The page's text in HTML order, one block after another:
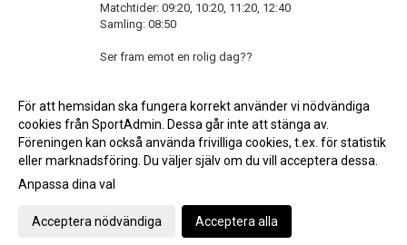
Matchtider: 09:20, 10:20, 11:20, 12:40
Samling: 08:50
Ser fram emot en rolig dag??
<< Tillbaka
Gå till Webbversion
För att hemsidan ska fungera korrekt använder vi nödvändiga
cookies från SportAdmin. Dessa går inte att stänga av.
Föreningen kan också använda frivilliga cookies, t.ex. för statistik
eller marknadsföring. Du väljer själv om du vill acceptera dessa.
Anpassa dina val
Acceptera nödvändiga Acceptera alla